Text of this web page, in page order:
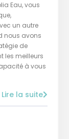
Eau, vous
un autre
nous avons
de
les meilleurs
à vous
Lire la suite